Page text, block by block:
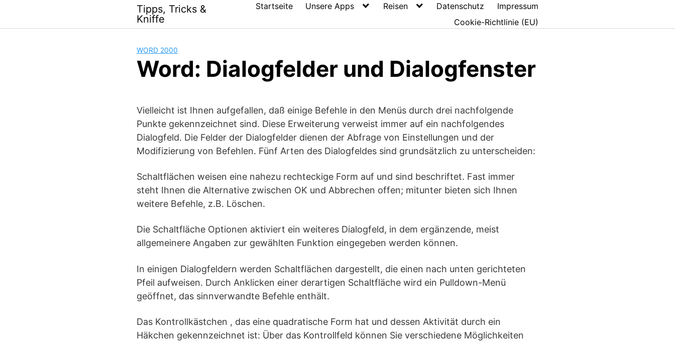
content
Tipps, Tricks &
Kniffe
Startseite Unsere Apps Reisen Datenschutz
Impressum
Cookie-Richtlinie (EU)
WORD 2000
Word: Dialogfelder und Dialogfenster
Vielleicht ist Ihnen aufgefallen, daß einige Befehle in den Menüs durch drei nachfolgende
Punkte gekennzeichnet sind. Diese Erweiterung verweist immer auf ein nachfolgendes
Dialogfeld. Die Felder der Dialogfelder dienen der Abfrage von Einstellungen und der
Modifizierung von Befehlen. Fünf Arten des Dialogfeldes sind grundsätzlich zu unterscheiden:
Schaltflächen weisen eine nahezu rechteckige Form auf und sind beschriftet. Fast immer
steht Ihnen die Alternative zwischen OK und Abbrechen offen; mitunter bieten sich Ihnen
weitere Befehle, z.B. Löschen.
Die Schaltfläche Optionen aktiviert ein weiteres Dialogfeld, in dem ergänzende, meist
allgemeinere Angaben zur gewählten Funktion eingegeben werden können.
In einigen Dialogfeldern werden Schaltflächen dargestellt, die einen nach unten gerichteten
Pfeil aufweisen. Durch Anklicken einer derartigen Schaltfläche wird ein Pulldown-Menü
geöffnet, das sinnverwandte Befehle enthält.
Das Kontrollkästchen , das eine quadratische Form hat und dessen Aktivität durch ein
Häkchen gekennzeichnet ist: Über das Kontrollfeld können Sie verschiedene Möglichkeiten